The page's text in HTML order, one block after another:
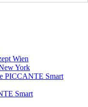
Wien
York
PICCANTE Smart
Smart